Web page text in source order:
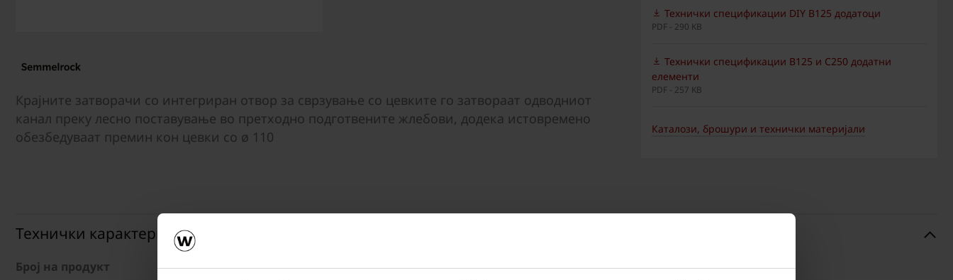
Крајните затворачи со интегриран отвор за сврзување со цевките го затвораат одводниот
канал преку лесно поставување во претходно подготвените жлебови, додека истовремено
обезбедуваат премин кон цевки со ø 110
Технички спецификации DIY B125 додатоци
PDF - 290 KB
Технички спецификации B125 и C250 додатни
елементи
PDF - 257 KB
Каталози, брошури и технички материјали
Технички карактеристики
Број на продукт Работни димензии Ш1 х В1
Клас натоварване